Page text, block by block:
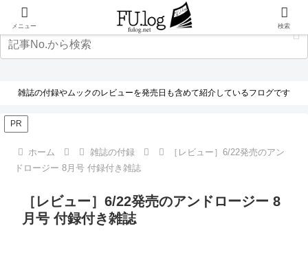
雑誌の付録やムックのレビューを発売日も含めて紹介しているフログです
PR
ホーム 雑誌の付録
［レビュー］6/22発売のアン
ドロージー 8月号 付録付き雑誌
［レビュー］6/22発売のアンドロージー 8
月号 付録付き雑誌
メニュー 検索